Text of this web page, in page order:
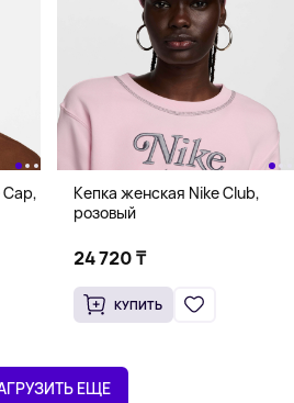
Кепка женская Nike Club,
розовый
24 720 ₸
КУПИТЬ
ЕЩЕ